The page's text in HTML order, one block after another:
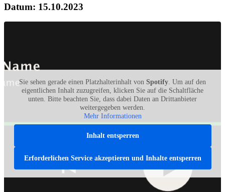
Datum: 15.10.2023
Sie sehen gerade einen Platzhalterinhalt von Spotify. Um auf den
eigentlichen Inhalt zuzugreifen, klicken Sie auf die Schaltfläche
unten. Bitte beachten Sie, dass dabei Daten an Drittanbieter
weitergegeben werden.
Mehr Informationen
Inhalt entsperren
Erforderlichen Service akzeptieren und Inhalte entsperren